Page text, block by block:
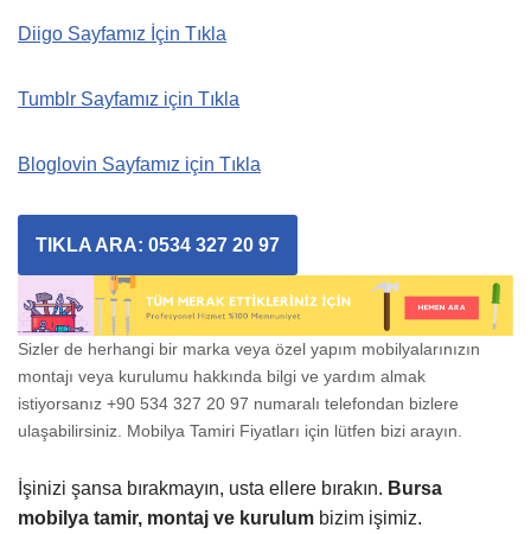
Diigo Sayfamız İçin Tıkla
Tumblr Sayfamız için Tıkla
Bloglovin Sayfamız için Tıkla
TIKLA ARA: 0534 327 20 97
Sizler de herhangi bir marka veya özel yapım mobilyalarınızın
montajı veya kurulumu hakkında bilgi ve yardım almak
istiyorsanız +90 534 327 20 97 numaralı telefondan bizlere
ulaşabilirsiniz. Mobilya Tamiri Fiyatları için lütfen bizi arayın.
İşinizi şansa bırakmayın, usta ellere bırakın. Bursa
mobilya tamir, montaj ve kurulum bizim işimiz.